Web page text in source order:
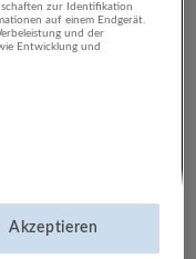
| Einzelhandel |
|
Waren | IT-
zur Identifikation
auf einem Endgerät.
und der
Entwicklung und
Akzeptieren